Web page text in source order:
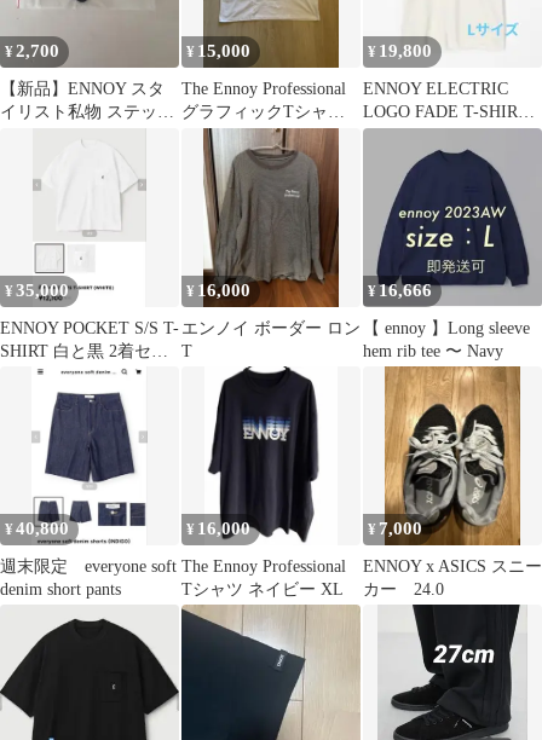
¥2,700
【新品】ENNOY スタ
イリスト私物 ステッカ
¥ 15,000
The Ennoy Professional
グラフィックTシャツ
XXL
¥ 19,800
ENNOY ELECTRIC
LOGO FADE T-SHIRT
Lサイズ
¥35,000
ENNOY POCKET S/S T-
SHIRT 白と黒 2着セッ
ト Mサイズ
¥ 16,000
エンノイ ボーダー ロン
T
¥16,666
【 ennoy 】Long sleeve
hem rib tee 〜 Navy
¥40,800
週末限定 everyone soft
denim short pants
¥ 16,000
The Ennoy Professional
Tシャツ ネイビー XL
¥ 7,000
ENNOY x ASICS スニー
カー 24.0